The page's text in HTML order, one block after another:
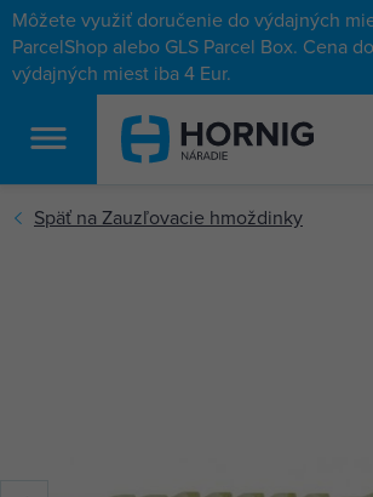
Môžete využiť doručenie do výdajných
ParcelShop alebo GLS Parcel Box. Cena
výdajných miest iba 4 Eur.